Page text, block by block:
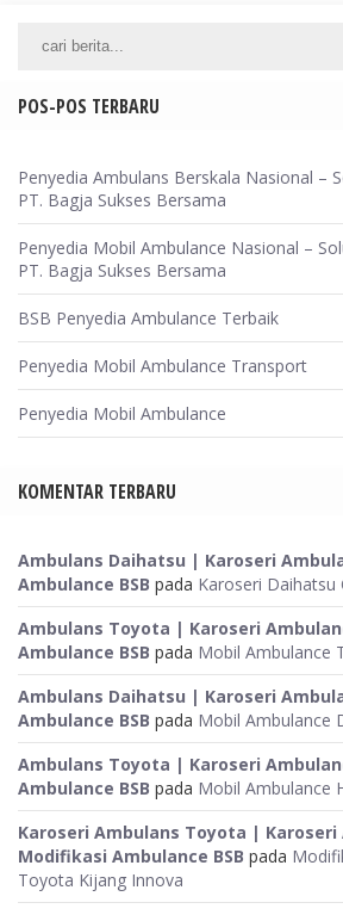
POS-POS TERBARU
Penyedia Ambulans Berskala Nasional –
PT. Bagja Sukses Bersama
Penyedia Mobil Ambulance Nasional –
PT. Bagja Sukses Bersama
BSB Penyedia Ambulance Terbaik
Penyedia Mobil Ambulance Transport
Penyedia Mobil Ambulance
KOMENTAR TERBARU
Ambulans Daihatsu | Karoseri
Ambulance BSB pada Karoseri Daihatsu
Ambulans Toyota | Karoseri
Ambulance BSB pada Mobil Ambulance
Ambulans Daihatsu | Karoseri
Ambulance BSB pada Mobil Ambulance
Ambulans Toyota | Karoseri
Ambulance BSB pada Mobil Ambulance
Karoseri Ambulans Toyota | Karoseri
Modifikasi Ambulance BSB pada
Toyota Kijang Innova